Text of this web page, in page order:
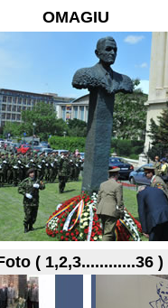
OMAGIU
( 1,2,3............36 )